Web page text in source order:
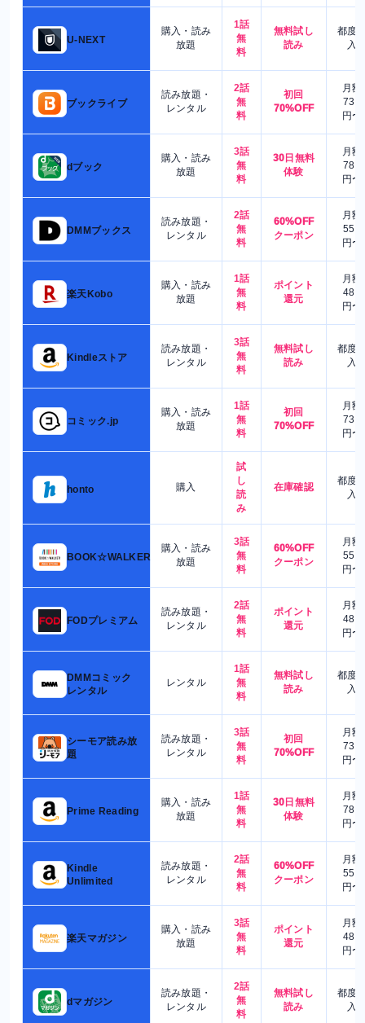
U-NEXT
購入・読み
放題
1話
無
料
無料試し
読み
都度
入
ブックライブ
読み放題・
レンタル
2話
無
料
初回
70%OFF
月額
730
円〜
dブック
購入・読み
放題
3話
無
料
30日無料
体験
月額
780
円〜
DMMブックス
読み放題・
レンタル
2話
無
料
60%OFF
クーポン
月額
550
円〜
楽天Kobo
購入・読み
放題
1話
無
料
ポイント
還元
月額
480
円〜
Kindleストア
読み放題・
レンタル
3話
無
料
無料試し
読み
都度
入
コミック.jp
購入・読み
放題
1話
無
料
初回
70%OFF
月額
730
円〜
honto 購入
試
し
読
み
在庫確認
都度
入
BOOK☆WALKER
購入・読み
放題
3話
無
料
60%OFF
クーポン
月額
550
円〜
FODプレミアム
読み放題・
レンタル
2話
無
料
ポイント
還元
月額
480
円〜
DMMコミック
レンタル
レンタル
1話
無
料
無料試し
読み
都度
入
シーモア読み放
題
読み放題・
レンタル
3話
無
料
初回
70%OFF
月額
730
円〜
Prime Reading
購入・読み
放題
1話
無
料
30日無料
体験
月額
780
円〜
Kindle
Unlimited
読み放題・
レンタル
2話
無
料
60%OFF
クーポン
月額
550
円〜
楽天マガジン
購入・読み
放題
3話
無
料
ポイント
還元
月額
480
円〜
dマガジン
読み放題・
レンタル
2話
無
料
無料試し
読み
都度
入